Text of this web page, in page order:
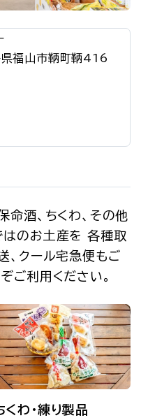
福山市鞆町鞆416
命酒、ちくわ、その他
はのお土産を 各種取
、クール宅急便もご
ご利用ください。
くわ・練り製品